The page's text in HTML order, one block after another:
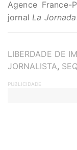
Agence
jornalLa
TAGS
LIBERDADE DE
JORNALISTA,
PUBLICIDADE